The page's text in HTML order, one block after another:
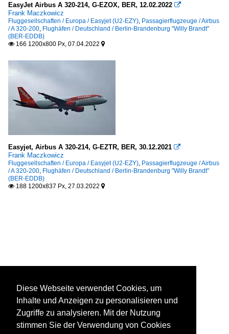
EasyJet Airbus A 320-214, G-EZOX, BER, 12.02.2022 
Frank Maczkowicz
Fluggesellschaften / Europa / Easyjet (U2-EZY), Passagierflugzeuge / Airbus
/ A 320-200, Flughäfen / Deutschland / Berlin-Brandenburg "Willy Brandt"
(BER-EDDB)
 166 1200x800 Px, 07.04.2022 
Easyjet, Airbus A 320-214, G-EZTR, BER, 30.12.2021 
Frank Maczkowicz
Fluggesellschaften / Europa / Easyjet (U2-EZY), Passagierflugzeuge / Airbus
/ A 320-200, Flughäfen / Deutschland / Berlin-Brandenburg "Willy Brandt"
(BER-EDDB)
 188 1200x837 Px, 27.03.2022 
Diese Webseite verwendet Cookies, um
Inhalte und Anzeigen zu personalisieren und
Zugriffe zu analysieren. Mit der Nutzung
stimmen Sie der Verwendung von Cookies